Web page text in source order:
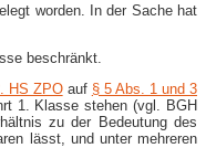
worden. In der Sache hat
beschränkt.
HS ZPOauf § 5 Abs. 1 und 3
1. Klasse stehen (vgl. BGH
zu der Bedeutung des
lässt, und unter mehreren